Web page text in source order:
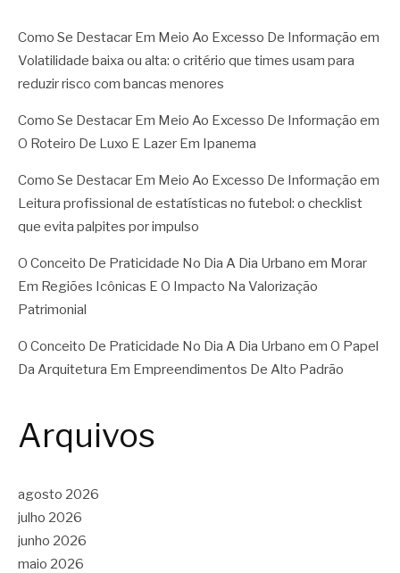
Como Se Destacar Em Meio Ao Excesso De Informação em
Volatilidade baixa ou alta: o critério que times usam para
reduzir risco com bancas menores
Como Se Destacar Em Meio Ao Excesso De Informação em
O Roteiro De Luxo E Lazer Em Ipanema
Como Se Destacar Em Meio Ao Excesso De Informação em
Leitura profissional de estatísticas no futebol: o checklist
que evita palpites por impulso
O Conceito De Praticidade No Dia A Dia Urbano em Morar
Em Regiões Icônicas E O Impacto Na Valorização
Patrimonial
O Conceito De Praticidade No Dia A Dia Urbano em O Papel
Da Arquitetura Em Empreendimentos De Alto Padrão
Arquivos
agosto 2026
julho 2026
junho 2026
maio 2026